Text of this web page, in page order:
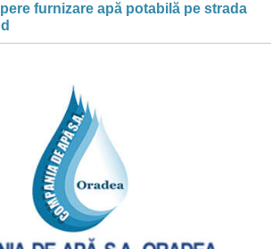
furnizare apă potabilă pe strada